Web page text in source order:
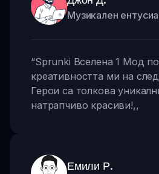
Музикален
“Sprunki Вселена 1 Мод
креативността ми на
Герои са толкова
натрапчиво красиви!,,
Емили Р.